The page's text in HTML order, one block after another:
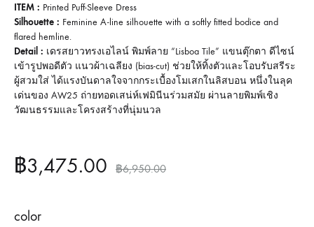
ITEM : Printed Puff-Sleeve Dress
Silhouette : Feminine A-line silhouette with a softly fitted bodice and
flared hemline.
Detail : เดรสยาวทรงเอไลน์ พิมพ์ลาย “Lisboa Tile” แขนตุ๊กตา ดีไซน์
เข้ารูปพอดีตัว แนวผ้าเฉลียง (bias-cut) ช่วยให้ทิ้งตัวและโอบรับสรีระ
ผู้สวมใส่ ได้แรงบันดาลใจจากกระเบื้องโมเสกในลิสบอน หนึ่งในลุค
เด่นของ AW25 ถ่ายทอดเสน่ห์เฟมินีนร่วมสมัย ผ่านลายพิมพ์เชิง
วัฒนธรรมและโครงสร้างที่นุ่มนวล
฿3,475.00 ฿6,950.00
color